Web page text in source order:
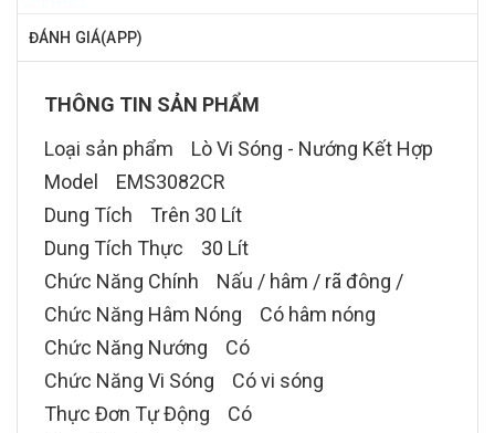
ĐÁNH GIÁ(APP)
THÔNG TIN SẢN PHẨM
Loại sản phẩm Lò Vi Sóng - Nướng Kết Hợp
Model EMS3082CR
Dung Tích Trên 30 Lít
Dung Tích Thực 30 Lít
Chức Năng Chính Nấu / hâm / rã đông /
Chức Năng Hâm Nóng Có hâm nóng
Chức Năng Nướng Có
Chức Năng Vi Sóng Có vi sóng
Thực Đơn Tự Động Có